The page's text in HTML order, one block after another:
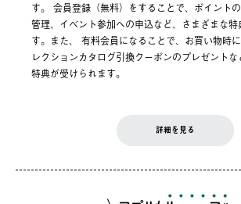
す。 会員登録（無料）をすることで、ポイント
管理、イベント参加への申込など、さまざまな特
す。また、 有料会員になることで、お買い物時
レクションカタログ引換クーポンのプレゼント
特典が受けられます。
詳細を見る